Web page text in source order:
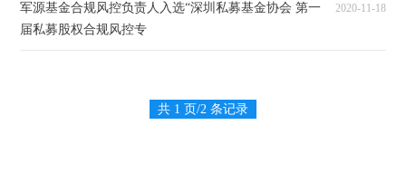
军源基金合规风控负责人入选“深圳私募基金协会 第一
届私募股权合规风控专
2020-11-18
共 1 页/2 条记录